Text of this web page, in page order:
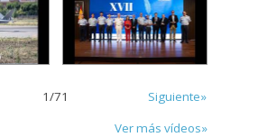
1/71
Siguiente»
Ver más vídeos»